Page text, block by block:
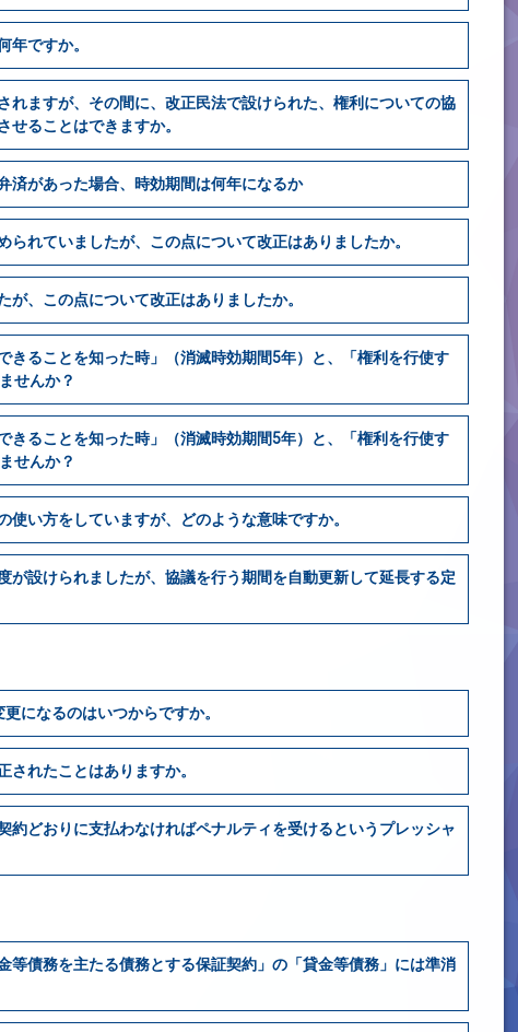
年ですか。
ますが、その間に、改正民法で設けられた、権利についての協
ることはできますか。
済があった場合、時効期間は何年になるか
れていましたが、この点について改正はありましたか。
、この点について改正はありましたか。
ることを知った時」（消滅時効期間5年）と、「権利を行使す
せんか？
ることを知った時」（消滅時効期間5年）と、「権利を行使す
せんか？
い方をしていますが、どのような意味ですか。
設けられましたが、協議を行う期間を自動更新して延長する定
になるのはいつからですか。
れたことはありますか。
どおりに支払わなければペナルティを受けるというプレッシャ
債務を主たる債務とする保証契約」の「貸金等債務」には準消